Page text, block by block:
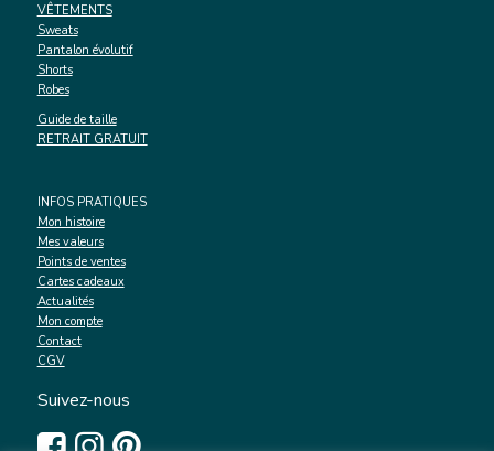
VÊTEMENTS
Sweats
Pantalon évolutif
Shorts
Robes
Guide de taille
RETRAIT GRATUIT
INFOS PRATIQUES
Mon histoire
Mes valeurs
Points de ventes
Cartes cadeaux
Actualités
Mon compte
Contact
CGV
Suivez-nous